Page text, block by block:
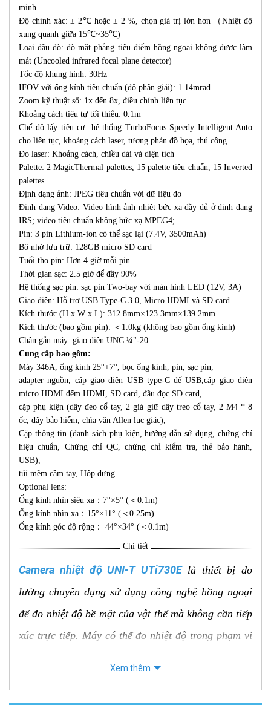
minh
Độ chính xác: ± 2℃ hoặc ± 2 %, chọn giá trị lớn hơn （Nhiệt độ
xung quanh giữa 15℃~35℃)
Loại đầu dò: dò mặt phẳng tiêu điểm hồng ngoại không được làm
mát (Uncooled infrared focal plane detector)
Tốc độ khung hình: 30Hz
IFOV với ống kính tiêu chuẩn (độ phân giải): 1.14mrad
Zoom kỹ thuật số: 1x đến 8x, điều chỉnh liên tục
Khoảng cách tiêu tự tối thiểu: 0.1m
Chế độ lấy tiêu cự: hệ thống TurboFocus Speedy Intelligent Auto
cho liên tục, khoảng cách laser, tương phản đồ họa, thủ công
Đo laser: Khoảng cách, chiều dài và diện tích
Palette: 2 MagicThermal palettes, 15 palette tiêu chuẩn, 15 Inverted
palettes
Định dạng ảnh: JPEG tiêu chuẩn với dữ liệu đo
Định dạng Video: Video hình ảnh nhiệt bức xạ đầy đủ ở định dạng
IRS; video tiêu chuẩn không bức xạ MPEG4;
Pin: 3 pin Lithium-ion có thể sạc lại (7.4V, 3500mAh)
Bộ nhớ lưu trữ: 128GB micro SD card
Tuổi thọ pin: Hơn 4 giờ mỗi pin
Thời gian sạc: 2.5 giờ để đầy 90%
Hệ thống sạc pin: sạc pin Two-bay với màn hình LED (12V, 3A)
Giao diện: Hỗ trợ USB Type-C 3.0, Micro HDMI và SD card
Kích thước (H x W x L): 312.8mm×123.3mm×139.2mm
Kích thước (bao gồm pin): ＜1.0kg (không bao gồm ống kính)
Chân gắn máy: giao điện UNC ¼"-20
Cung cấp bao gồm:
Máy 346A, ống kính 25°+7°, bọc ống kính, pin, sạc pin,
adapter nguồn, cáp giao diện USB type-C đế USB,cáp giao diện
micro HDMI đếm HDMI, SD card, đầu đọc SD card,
cặp phụ kiện (dây đeo cổ tay, 2 giá giữ dây treo cổ tay, 2 M4 * 8
ốc, dây bảo hiểm, chìa vặn Allen lục giác),
Cặp thông tin (danh sách phụ kiện, hướng dẫn sử dụng, chứng chỉ
hiệu chuẩn, Chứng chỉ QC, chứng chỉ kiểm tra, thẻ bảo hành,
USB),
túi mềm cầm tay, Hộp đựng.
Optional lens:
Ống kính nhìn siêu xa：7°×5° (＜0.1m)
Ống kính nhìn xa：15°×11° (＜0.25m)
Ống kính góc độ rộng： 44°×34° (＜0.1m)
Chi tiết
Camera nhiệt độ UNI-T UTi730E là thiết bị đo
lường chuyên dụng sử dụng công nghệ hồng ngoại
để đo nhiệt độ bề mặt của vật thể mà không cần tiếp
xúc trực tiếp. Máy có thể đo nhiệt độ trong phạm vi
thị rõ ràng hình ảnh nhiệt và giá trị nhiệt độ, đèn
Xem thêm